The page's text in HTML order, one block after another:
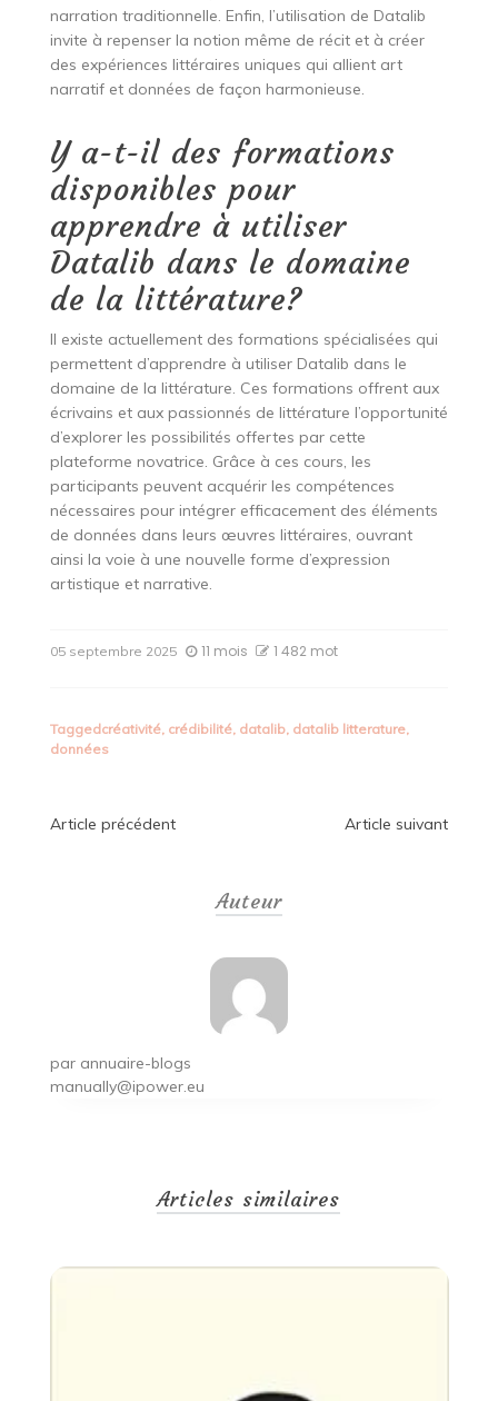
narration traditionnelle. Enfin, l’utilisation de Datalib
invite à repenser la notion même de récit et à créer
des expériences littéraires uniques qui allient art
narratif et données de façon harmonieuse.
Y a-t-il des formations
disponibles pour
apprendre à utiliser
Datalib dans le domaine
de la littérature?
Il existe actuellement des formations spécialisées qui
permettent d’apprendre à utiliser Datalib dans le
domaine de la littérature. Ces formations offrent aux
écrivains et aux passionnés de littérature l’opportunité
d’explorer les possibilités offertes par cette
plateforme novatrice. Grâce à ces cours, les
participants peuvent acquérir les compétences
nécessaires pour intégrer efficacement des éléments
de données dans leurs œuvres littéraires, ouvrant
ainsi la voie à une nouvelle forme d’expression
artistique et narrative.
05 septembre 2025 11 mois 1 482 mot
Taggedcréativité, crédibilité, datalib, datalib litterature,
données
Navigation
Article précédent Article suivant
Auteur
par annuaire-blogs
manually@ipower.eu
Articles similaires